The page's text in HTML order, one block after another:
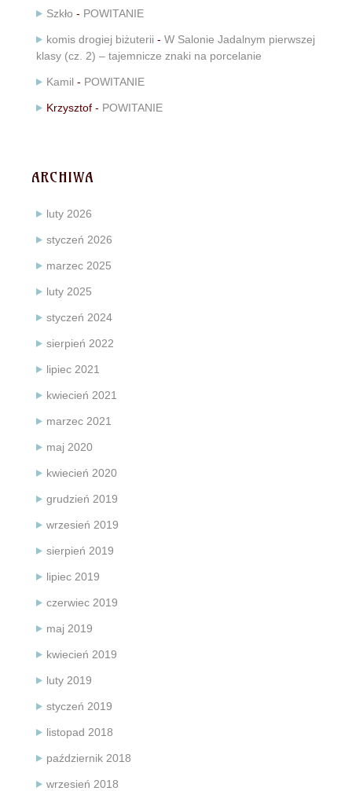
Szkło - POWITANIE
komis drogiej biżuterii - W Salonie Jadalnym pierwszej
klasy (cz. 2) – tajemnicze znaki na porcelanie
Kamil - POWITANIE
Krzysztof - POWITANIE
ARCHIWA
luty 2026
styczeń 2026
marzec 2025
luty 2025
styczeń 2024
sierpień 2022
lipiec 2021
kwiecień 2021
marzec 2021
maj 2020
kwiecień 2020
grudzień 2019
wrzesień 2019
sierpień 2019
lipiec 2019
czerwiec 2019
maj 2019
kwiecień 2019
luty 2019
styczeń 2019
listopad 2018
październik 2018
wrzesień 2018